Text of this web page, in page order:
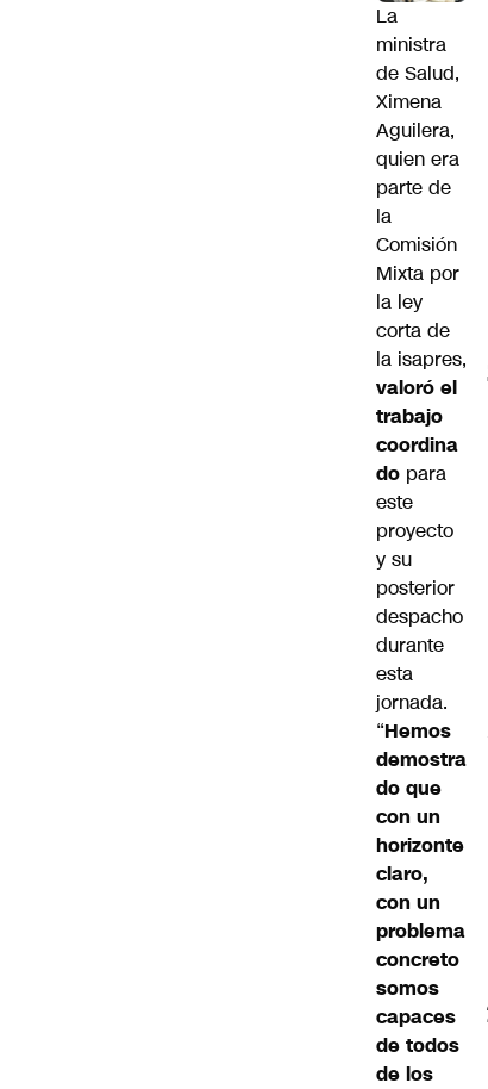
La
ministra
de Salud,
Ximena
Aguilera,
quien era
parte de
la
Comisión
Mixta por
la ley
corta de
la isapres,
valoró el
trabajo
coordina
do para
este
proyecto
y su
posterior
despacho
durante
esta
jornada.
“Hemos
demostra
do que
con un
horizonte
claro,
con un
problema
concreto
somos
capaces
de todos
de los